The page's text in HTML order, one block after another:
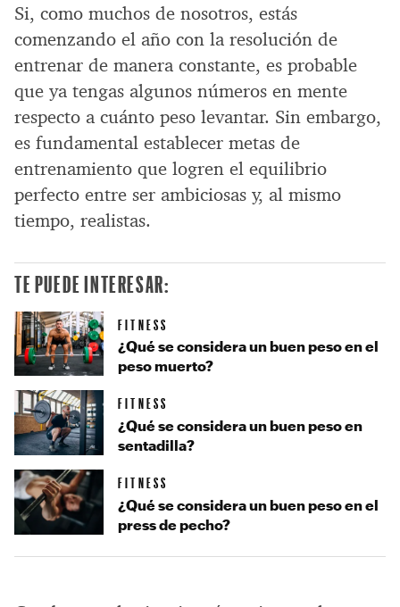
Si, como muchos de nosotros, estás
comenzando el año con la resolución de
entrenar de manera constante, es probable
que ya tengas algunos números en mente
respecto a cuánto peso levantar. Sin embargo,
es fundamental establecer metas de
entrenamiento que logren el equilibrio
perfecto entre ser ambiciosas y, al mismo
tiempo, realistas.
TE PUEDE INTERESAR:
FITNESS
¿Qué se considera un buen peso en el
peso muerto?
FITNESS
¿Qué se considera un buen peso en
sentadilla?
FITNESS
¿Qué se considera un buen peso en el
press de pecho?